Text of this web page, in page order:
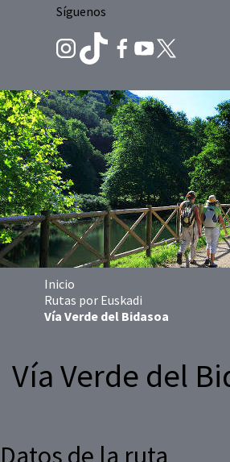
Síguenos
Inicio
Rutas por Euskadi
Vía Verde del Bidasoa
Vía Verde del